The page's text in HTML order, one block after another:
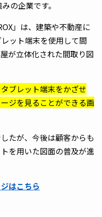
の企業です。
」は、建築や不動産に
ット端末を使用して間
が立体化された間取り図
ブレット端末をかざせ
ジを見ることができる画
たが、今後は顧客からも
を用いた図面の普及が進
はこちら